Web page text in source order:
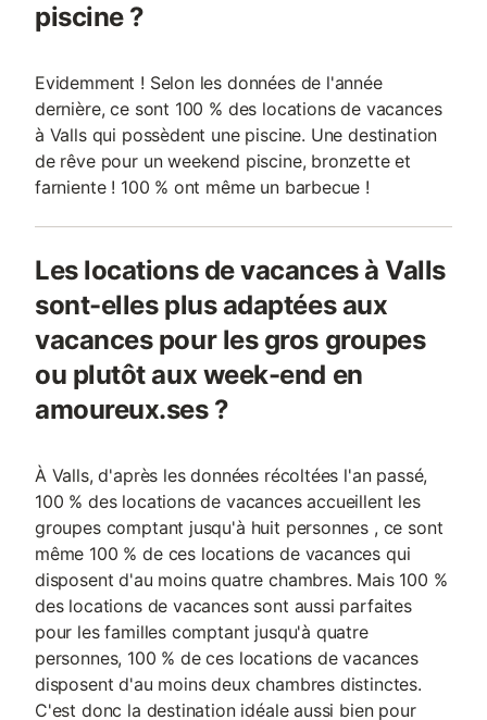
piscine ?
Evidemment ! Selon les données de l'année
dernière, ce sont 100 % des locations de vacances
à Valls qui possèdent une piscine. Une destination
de rêve pour un weekend piscine, bronzette et
farniente ! 100 % ont même un barbecue !
Les locations de vacances à Valls
sont-elles plus adaptées aux
vacances pour les gros groupes
ou plutôt aux week-end en
amoureux.ses ?
À Valls, d'après les données récoltées l'an passé,
100 % des locations de vacances accueillent les
groupes comptant jusqu'à huit personnes , ce sont
même 100 % de ces locations de vacances qui
disposent d'au moins quatre chambres. Mais 100 %
des locations de vacances sont aussi parfaites
pour les familles comptant jusqu'à quatre
personnes, 100 % de ces locations de vacances
disposent d'au moins deux chambres distinctes.
C'est donc la destination idéale aussi bien pour